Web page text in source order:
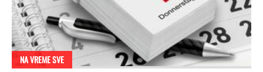
NA VREME SVE